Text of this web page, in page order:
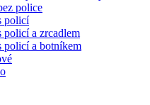
police
policí
policí a zrcadlem
policí a botníkem